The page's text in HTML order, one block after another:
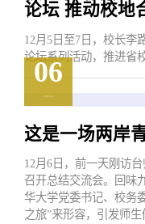
论坛 推动校地
12月5日至7日，校长李
论坛系列活动，推进省
06
2024.12
这是一场两岸
12月6日，前一天刚访
召开总结交流会。回味
华大学党委书记、校务
之旅”来形容，引发师